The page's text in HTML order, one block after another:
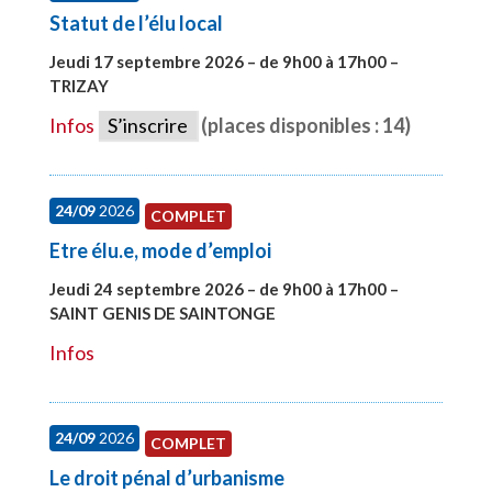
Statut de l’élu local
Jeudi 17 septembre 2026 – de 9h00 à 17h00 –
TRIZAY
Infos S’inscrire (places disponibles : 14)
24/092026 COMPLET
Etre élu.e, mode d’emploi
Jeudi 24 septembre 2026 – de 9h00 à 17h00 –
SAINT GENIS DE SAINTONGE
Infos
24/092026 COMPLET
Le droit pénal d’urbanisme